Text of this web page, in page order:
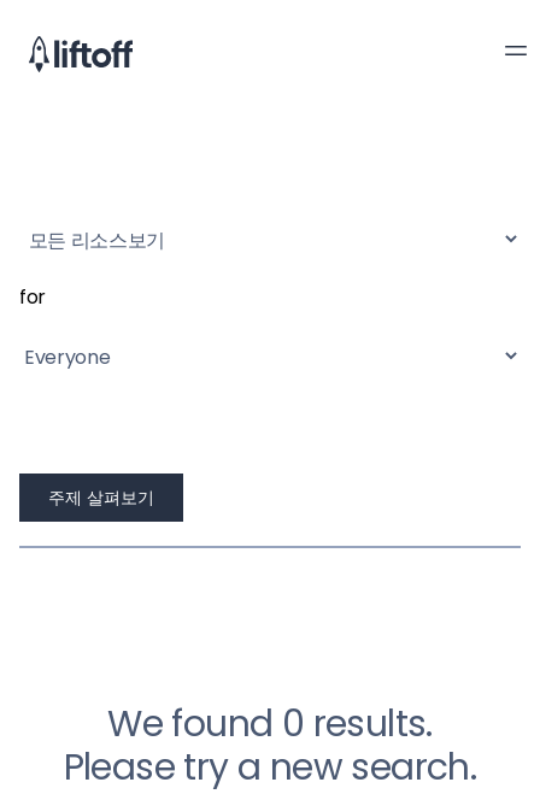
for
주제 살펴보기
We found 0 results.
Please try a new search.